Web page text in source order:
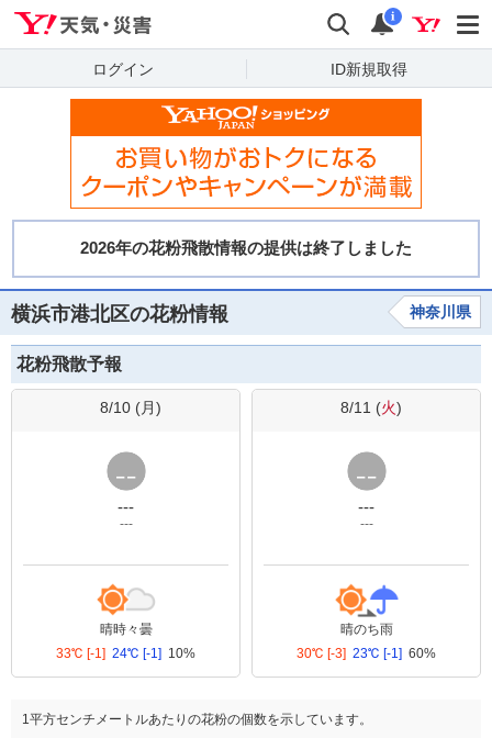
検索 通知
i
ログイン ID新規取得
横浜市港北区の花粉情報 神奈川県
花粉飛散予報
8/10 (月)
---
---
晴時々曇
33℃ [-1] 24℃ [-1] 10%
8/11 (火)
---
---
晴のち雨
30℃ [-3] 23℃ [-1] 60%
1平方センチメートルあたりの花粉の個数を示しています。